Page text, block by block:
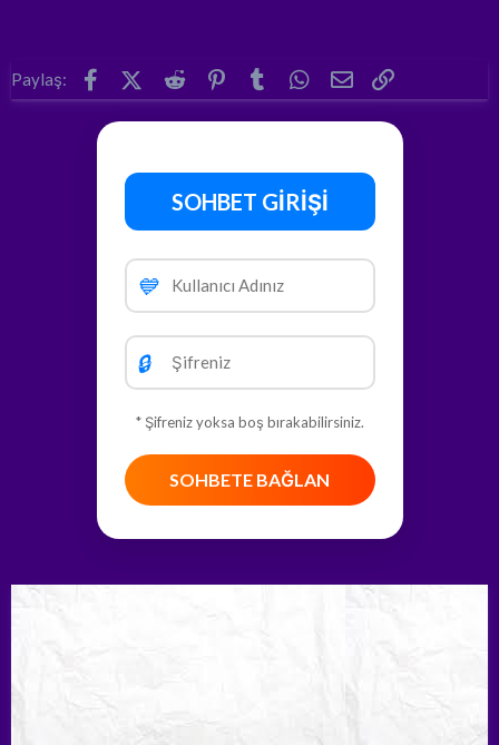
Paylaş: FacebookX (Twitter)
Reddit Pinterest
Tumblr WhatsApp
E-posta
SOHBET GİRİŞİ
💙
🔒
* Şifreniz yoksa boş bırakabilirsiniz.
SOHBETE BAĞLAN